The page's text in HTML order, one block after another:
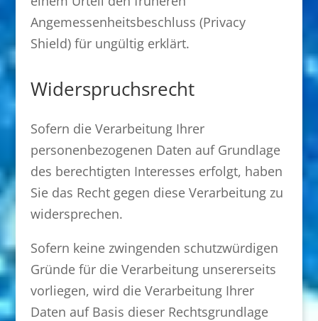
Angemessenheitsbeschluss (Privacy
Shield) für ungültig erklärt.
Widerspruchsrecht
Sofern die Verarbeitung Ihrer
personenbezogenen Daten auf Grundlage
des berechtigten Interesses erfolgt, haben
Sie das Recht gegen diese Verarbeitung zu
widersprechen.
Sofern keine zwingenden schutzwürdigen
Gründe für die Verarbeitung unsererseits
vorliegen, wird die Verarbeitung Ihrer
Daten auf Basis dieser Rechtsgrundlage